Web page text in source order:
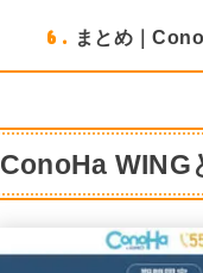
6 まとめ｜
ConoHa WING